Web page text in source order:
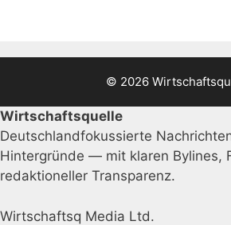
© 2026
Wirtschaftsquelle
Deutschlandfokussierte
Hintergründe — mit klaren Bylines,
redaktioneller Transparenz.
Wirtschaftsq Media Ltd.